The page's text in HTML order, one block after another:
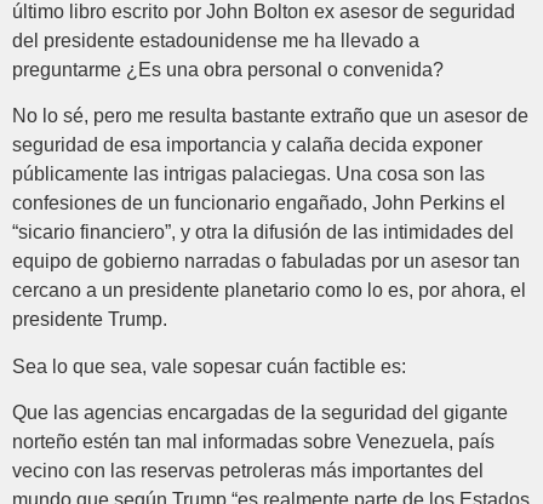
último libro escrito por John Bolton ex asesor de seguridad
del presidente estadounidense me ha llevado a
preguntarme ¿Es una obra personal o convenida?
No lo sé, pero me resulta bastante extraño que un asesor de
seguridad de esa importancia y calaña decida exponer
públicamente las intrigas palaciegas. Una cosa son las
confesiones de un funcionario engañado, John Perkins el
“sicario financiero”, y otra la difusión de las intimidades del
equipo de gobierno narradas o fabuladas por un asesor tan
cercano a un presidente planetario como lo es, por ahora, el
presidente Trump.
Sea lo que sea, vale sopesar cuán factible es:
Que las agencias encargadas de la seguridad del gigante
norteño estén tan mal informadas sobre Venezuela, país
vecino con las reservas petroleras más importantes del